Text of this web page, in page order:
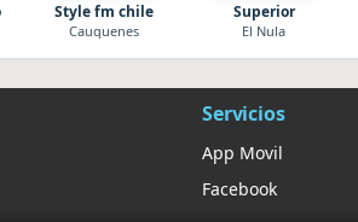
Style fm chile
Cauquenes
Superior
El Nula
Servicios
App Movil
Facebook